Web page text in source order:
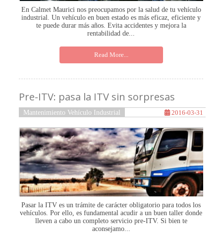
En Calmet Maurici nos preocupamos por la salud de tu vehículo
industrial. Un vehículo en buen estado es más eficaz, eficiente y
te puede durar más años. Evita accidentes y mejora la
rentabilidad de...
Read More...
Pre-ITV: pasa la ITV sin sorpresas
Mantenimiento Vehículo Industrial 2016-03-31
Pasar la ITV es un trámite de carácter obligatorio para todos los
vehículos. Por ello, es fundamental acudir a un buen taller donde
lleven a cabo un completo servicio pre-ITV. Si bien te
aconsejamo...